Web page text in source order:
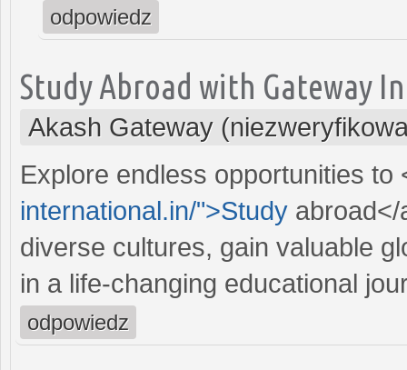
odpowiedz
Study Abroad with Gateway
Akash Gateway
Explore endless opportunities to
international.in/">Study
diverse cultures, gain valuable
in a life-changing educational
odpowiedz